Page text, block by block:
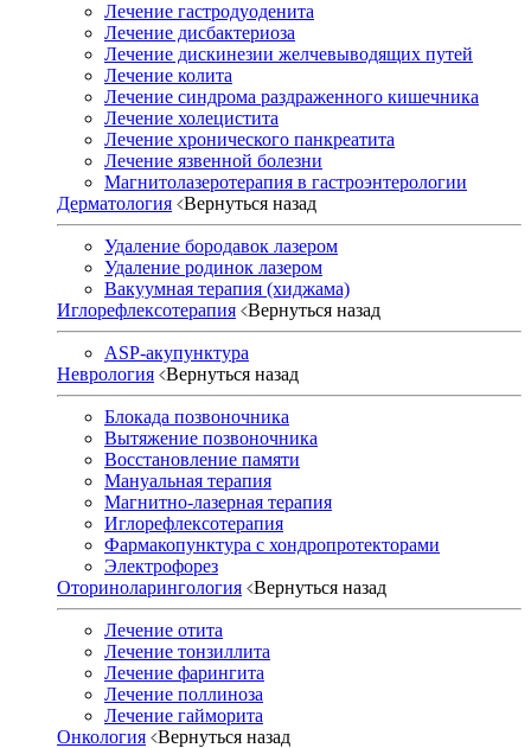
Лечение гастродуоденита
Лечение дисбактериоза
Лечение дискинезии желчевыводящих путей
Лечение колита
Лечение синдрома раздраженного кишечника
Лечение холецистита
Лечение хронического панкреатита
Лечение язвенной болезни
Магнитолазеротерапия в гастроэнтерологии
Дерматология Вернуться назад
Удаление бородавок лазером
Удаление родинок лазером
Вакуумная терапия (хиджама)
Иглорефлексотерапия Вернуться назад
ASP-акупунктура
Неврология Вернуться назад
Блокада позвоночника
Вытяжение позвоночника
Восстановление памяти
Мануальная терапия
Магнитно-лазерная терапия
Иглорефлексотерапия
Фармакопунктура с хондропротекторами
Электрофорез
Оториноларингология Вернуться назад
Лечение отита
Лечение тонзиллита
Лечение фарингита
Лечение поллиноза
Лечение гайморита
Онкология Вернуться назад